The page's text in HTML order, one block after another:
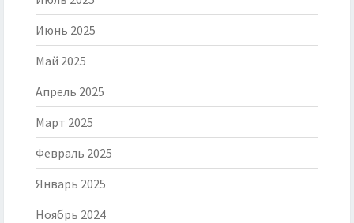
Июнь 2025
Май 2025
Апрель 2025
Март 2025
Февраль 2025
Январь 2025
Ноябрь 2024